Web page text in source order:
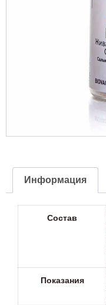
Информация
Состав
Показания